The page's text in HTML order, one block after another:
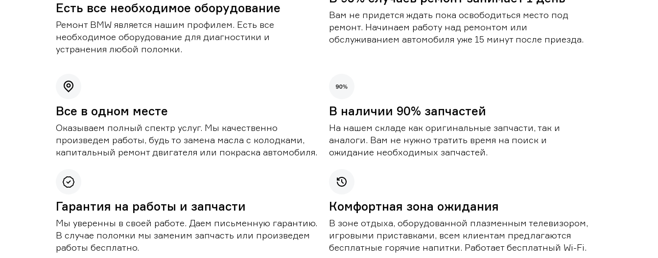
Есть все необходимое оборудование
Ремонт BMW является нашим профилем. Есть все
необходимое оборудование для диагностики и
устранения любой поломки.
Вам не придется ждать пока освободиться место под
ремонт. Начинаем работу над ремонтом или
обслуживанием автомобиля уже 15 минут после приезда.
Все в одном месте
Оказываем полный спектр услуг. Мы качественно
произведем работы, будь то замена масла с колодками,
капитальный ремонт двигателя или покраска автомобиля.
В наличии 90% запчастей
На нашем складе как оригинальные запчасти, так и
аналоги. Вам не нужно тратить время на поиск и
ожидание необходимых запчастей.
Гарантия на работы и запчасти
Мы уверенны в своей работе. Даем письменную гарантию.
В случае поломки мы заменим запчасть или произведем
работы бесплатно.
Комфортная зона ожидания
В зоне отдыха, оборудованной плазменным телевизором,
игровыми приставками, всем клиентам предлагаются
бесплатные горячие напитки. Работает бесплатный Wi-Fi.